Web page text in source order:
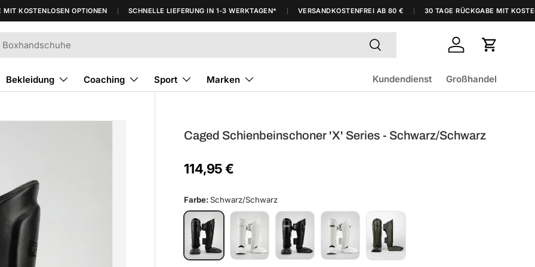
KOSTENLOSEN OPTIONEN SCHNELLE LIEFERUNG IN 1-3 WERKTAGEN* VERSANDKOSTENFREI AB 80 € 30 TAGE RÜCKGABE MIT
Suchen
Einloggen
Bekleidung Coaching Sport Marken Kundendienst Großhandel
Caged Schienbeinschoner 'X' Series - Schwarz/Schwarz
114,95 €
Farbe: Schwarz/Schwarz